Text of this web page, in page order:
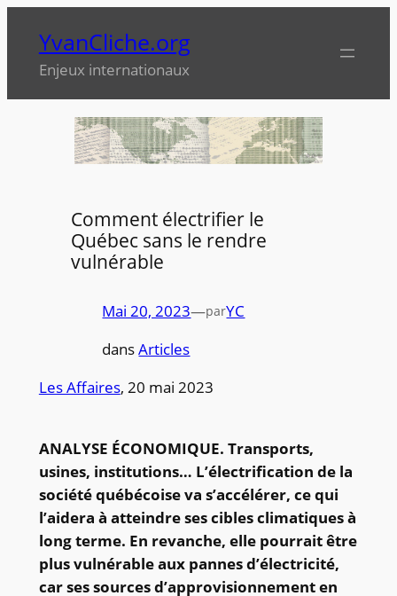
contenu
YvanCliche.org
Enjeux internationaux
Comment électrifier le
Québec sans le rendre
vulnérable
Mai 20, 2023—parYC
dansArticles
Les Affaires, 20 mai 2023
ANALYSE ÉCONOMIQUE. Transports,
usines, institutions… L’électrification de la
société québécoise va s’accélérer, ce qui
l’aidera à atteindre ses cibles climatiques à
long terme. En revanche, elle pourrait être
plus vulnérable aux pannes d’électricité,
car ses sources d’approvisionnement en